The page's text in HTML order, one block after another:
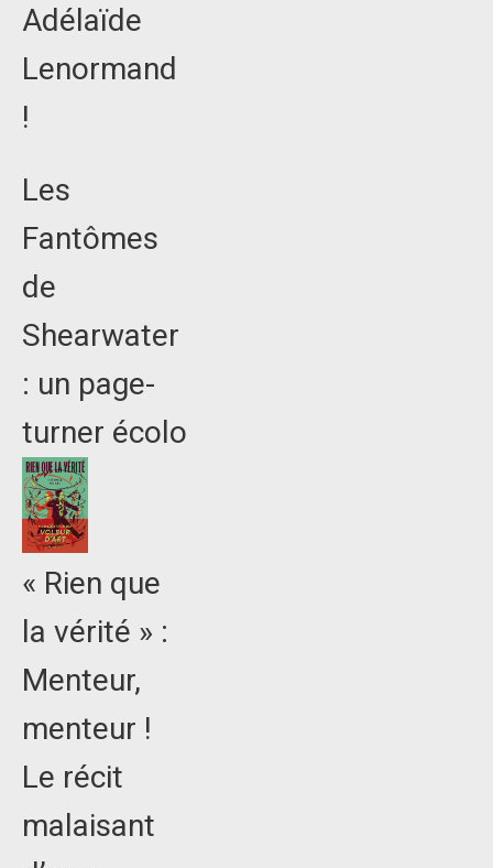
Adélaïde
Lenormand
!
Les
Fantômes
de
Shearwater
: un page-
turner écolo
« Rien que
la vérité » :
Menteur,
menteur !
Le récit
malaisant